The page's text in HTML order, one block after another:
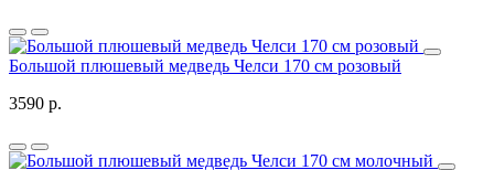
Большой плюшевый медведь Челси 170 см розовый
3590 р.